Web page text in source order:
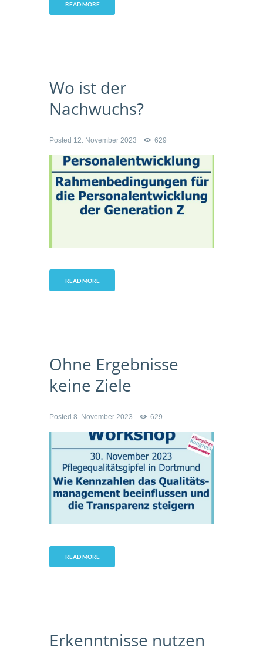
READ MORE
Wo ist der
Nachwuchs?
Posted 12. November 2023 629
READ MORE
Ohne Ergebnisse
keine Ziele
Posted 8. November 2023 629
READ MORE
Erkenntnisse nutzen